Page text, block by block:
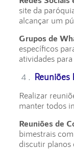
site da
alcançar um
Grupos de
específicos
atividades
Reuniões
Realizar
manter todos
Reuniões de
bimestrais
discutir planos